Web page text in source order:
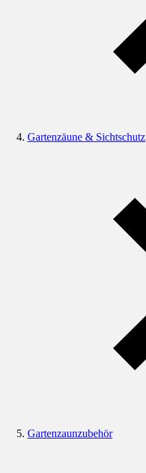
Gartenzäune & Sichtschutz
Gartenzaunzubehör